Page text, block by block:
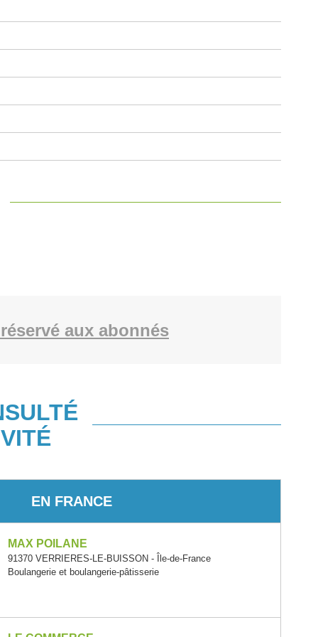
aux abonnés
EN FRANCE
MAX POILANE
91370 VERRIERES-LE-BUISSON - Île-de-France
Boulangerie et boulangerie-pâtisserie